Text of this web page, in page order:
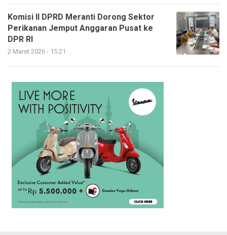
Komisi II DPRD Meranti Dorong Sektor
Perikanan Jemput Anggaran Pusat ke
DPR RI
2 Maret 2026 - 15:21